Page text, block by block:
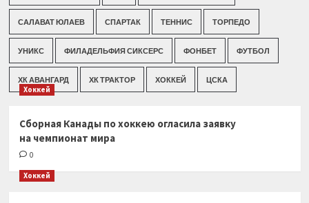
САЛАВАТ ЮЛАЕВ СПАРТАК ТЕННИС ТОРПЕДО
УНИКС ФИЛАДЕЛЬФИЯ СИКСЕРС ФОНБЕТ ФУТБОЛ
ХК АВАНГАРД ХК ТРАКТОР ХОККЕЙ ЦСКА
Хоккей
Сборная Канады по хоккею огласила заявку
на чемпионат мира
0
Хоккей